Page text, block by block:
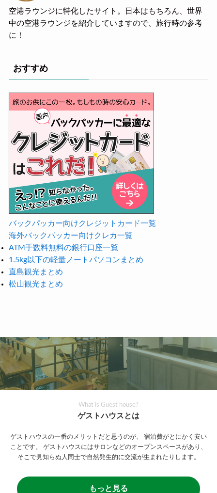
空港ラウンジに特化したサイト。日本はもちろん、世界
中の空港ラウンジを紹介していますので、旅行時の参考
に！
おすすめ
バックパッカー向けクレジットカード一覧
海外バックパッカー向けクレカ一覧
ATM手数料無料の銀行口座一覧
1.5kg以下の軽量ノートパソコンまとめ
直島観光まとめ
松山観光まとめ
What is Guest house?
ゲストハウスとは
ゲストハウスの一番のメリットだと思うのが、
宿泊費がとにかく安い
ことです。
ゲストハウスにはサロンなどのオープンスペースがあり、
そこで見知らぬ人同士で自然発生的に交流が生まれたりします。
もっと見る